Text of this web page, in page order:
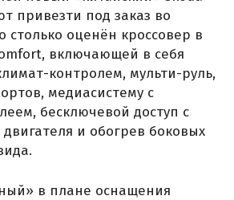
привезти под заказ во
столько оценён кроссовер в
включающей в себя
контролем, мульти-руль,
медиасистему с
бесключевой доступ с
двигателя и обогрев боковых
в плане оснащения